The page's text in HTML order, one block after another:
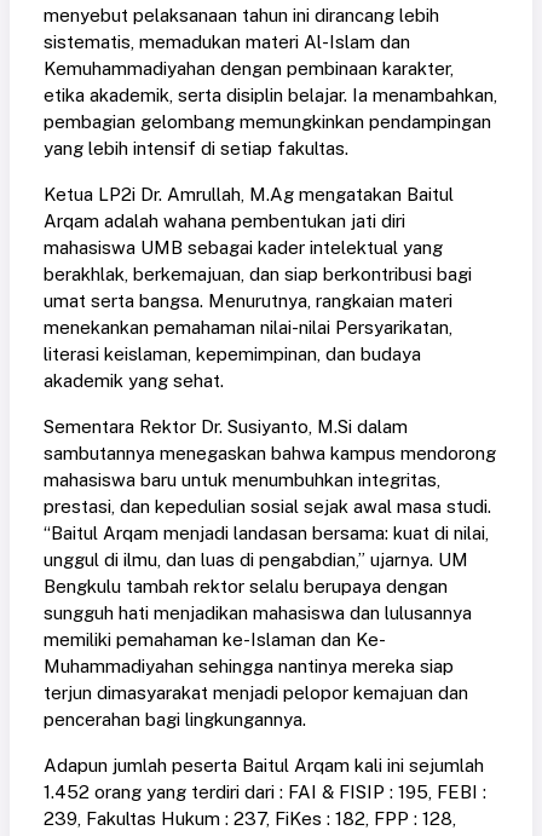
menyebut pelaksanaan tahun ini dirancang lebih
sistematis, memadukan materi Al-Islam dan
Kemuhammadiyahan dengan pembinaan karakter,
etika akademik, serta disiplin belajar. Ia menambahkan,
pembagian gelombang memungkinkan pendampingan
yang lebih intensif di setiap fakultas.
Ketua LP2i Dr. Amrullah, M.Ag mengatakan Baitul
Arqam adalah wahana pembentukan jati diri
mahasiswa UMB sebagai kader intelektual yang
berakhlak, berkemajuan, dan siap berkontribusi bagi
umat serta bangsa. Menurutnya, rangkaian materi
menekankan pemahaman nilai-nilai Persyarikatan,
literasi keislaman, kepemimpinan, dan budaya
akademik yang sehat.
Sementara Rektor Dr. Susiyanto, M.Si dalam
sambutannya menegaskan bahwa kampus mendorong
mahasiswa baru untuk menumbuhkan integritas,
prestasi, dan kepedulian sosial sejak awal masa studi.
“Baitul Arqam menjadi landasan bersama: kuat di nilai,
unggul di ilmu, dan luas di pengabdian,” ujarnya. UM
Bengkulu tambah rektor selalu berupaya dengan
sungguh hati menjadikan mahasiswa dan lulusannya
memiliki pemahaman ke-Islaman dan Ke-
Muhammadiyahan sehingga nantinya mereka siap
terjun dimasyarakat menjadi pelopor kemajuan dan
pencerahan bagi lingkungannya.
Adapun jumlah peserta Baitul Arqam kali ini sejumlah
1.452 orang yang terdiri dari : FAI & FISIP : 195, FEBI :
239, Fakultas Hukum : 237, FiKes : 182, FPP : 128,